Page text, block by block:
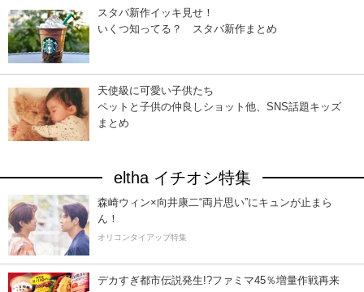
スタバ新作イッキ見せ！
いくつ知ってる？ スタバ新作まとめ
天使級に可愛い子供たち
ペットと子供の仲良しショット他、SNS話題キッズ
まとめ
eltha イチオシ特集
森崎ウィン×向井康二“両片思い”にキュンが止まら
ん！
オリコンタイアップ特集
デカすぎ都市伝説発生!?ファミマ45％増量作戦再来